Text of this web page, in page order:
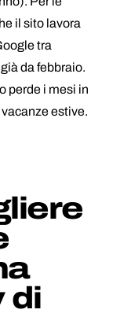
il sito lavora
tra
da febbraio.
perde i mesi in
estive.
di